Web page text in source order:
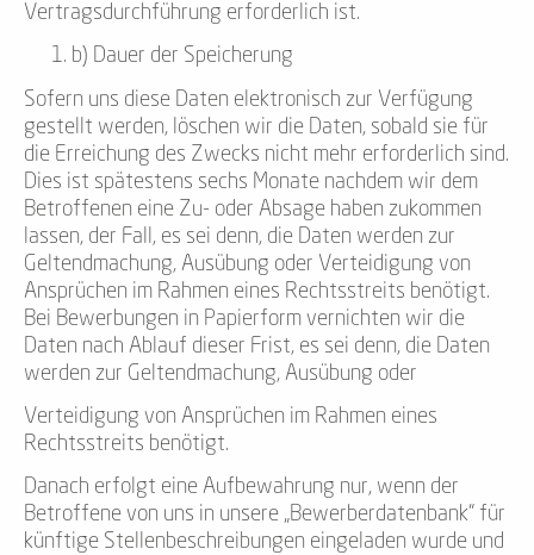
Vertragsdurchführung erforderlich ist.
b) Dauer der Speicherung
Sofern uns diese Daten elektronisch zur Verfügung
gestellt werden, löschen wir die Daten, sobald sie für
die Erreichung des Zwecks nicht mehr erforderlich sind.
Dies ist spätestens sechs Monate nachdem wir dem
Betroffenen eine Zu- oder Absage haben zukommen
lassen, der Fall, es sei denn, die Daten werden zur
Geltendmachung, Ausübung oder Verteidigung von
Ansprüchen im Rahmen eines Rechtsstreits benötigt.
Bei Bewerbungen in Papierform vernichten wir die
Daten nach Ablauf dieser Frist, es sei denn, die Daten
werden zur Geltendmachung, Ausübung oder
Verteidigung von Ansprüchen im Rahmen eines
Rechtsstreits benötigt.
Danach erfolgt eine Aufbewahrung nur, wenn der
Betroffene von uns in unsere „Bewerberdatenbank“ für
künftige Stellenbeschreibungen eingeladen wurde und